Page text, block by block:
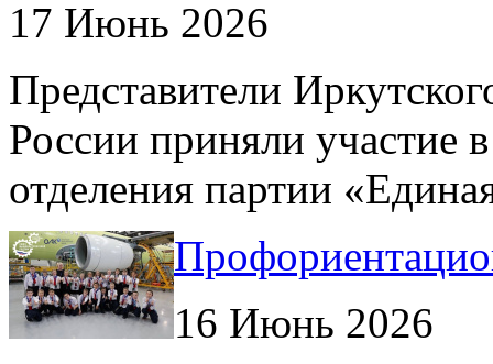
17 Июнь 2026
Представители
России приняли участие
отделения партии
16 Июнь 2026